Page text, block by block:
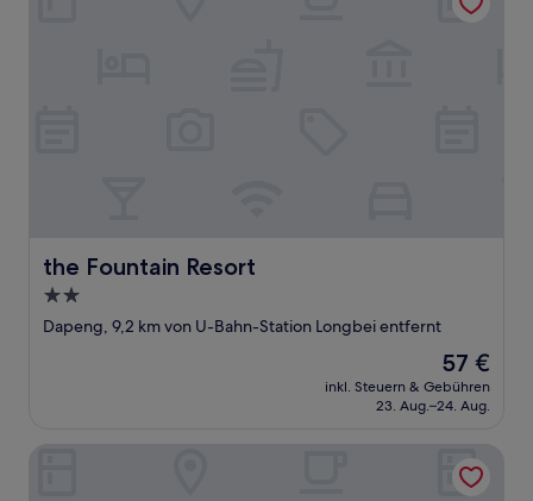
the Fountain Resort
the Fountain Resort
2.0-
Sterne-
Dapeng, 9,2 km von U-Bahn-Station Longbei entfernt
Der
Preis
beträgt
57 €
inkl. Steuern & Gebühren
23. Aug.–24. Aug.